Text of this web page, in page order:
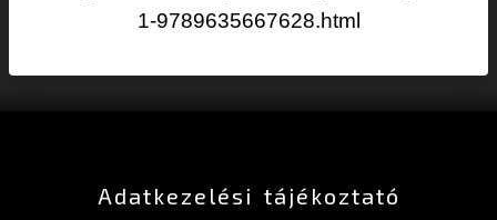
1-9789635667628.html
Adatkezelési tájékoztató